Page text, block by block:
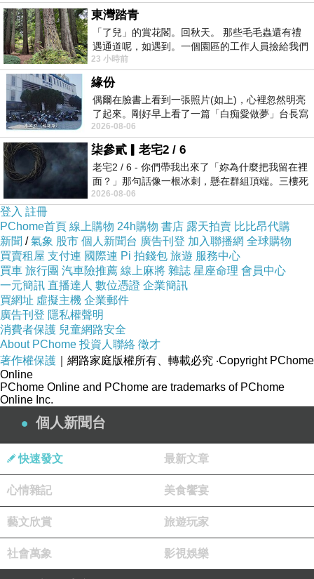
的美食盡在此鍋中。
雖然再沒幾個小時就要宴客、加上店員又很會推
薦..。
關東煮方面，我們點魚板、手工豬血糕、三角豆
關東煮方面口味皆一般，沒有特別讓我們驚豔的
地方、倒是沾醬加分不少。
東灣踏青
「了兒」的賞花閣。回秋天。 那些毛毛蟲還有禮
遇通道呢，如遇到。一個園區的工作人員撿給我們
細賞。
23 小時前
緣份
偶爾在臉書上看到一張照片(如上)，心裡忽然明亮
了起來。剛好早上看了一篇「白痴愛做夢」台長寫
的貼文，在回顧年輕時瘋狂愛上
2026-08-06
柒參貳▎老宅2 / 6
老宅2 / 6 - 你們帶我出來了「妳為什麼把我留在裡
面？」那句話像一根冰刺，懸在群組頂端。三樓死
死盯著照片裡的人。那個人確實站在
2026-08-06
登入 註冊
PChome首頁 線上購物 24h購物 書店 露天拍賣 比比昂代購
新聞 /氣象 股市 個人新聞台 廣告刊登 加入聯播網 全球購物
買賣租屋 支付連 國際連 Pi 拍錢包 旅遊 服務中心
買車 旅行團 汽車險推薦 線上麻將 雜誌 星座命理 會員中心
一元簡訊 直播達人 數位憑證 企業簡訊
買網址 虛擬主機 企業郵件
廣告刊登 隱私權聲明
消費者保護 兒童網路安全
About PChome 投資人聯絡 徵才
著作權保護 ｜網路家庭版權所有、轉載必究 ‧Copyright PChome
Online
PChome Online and PChome are trademarks of PChome
Online Inc.
個人新聞台
快速發文 最新文章
心情雜記 美食饗宴
藝文欣賞 旅遊玩家
社會萬象 影視娛樂